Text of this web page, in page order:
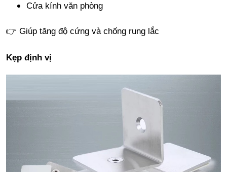
Cửa kính văn phòng
👉 Giúp tăng độ cứng và chống rung lắc
Kẹp định vị